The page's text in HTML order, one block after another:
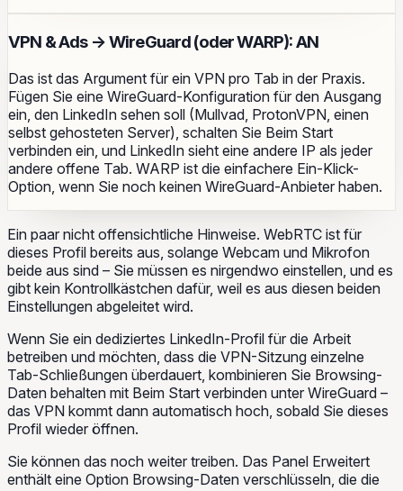
VPN & Ads → WireGuard (oder WARP): AN
Das ist das Argument für ein VPN pro Tab in der Praxis.
Fügen Sie eine WireGuard-Konfiguration für den Ausgang
ein, den LinkedIn sehen soll (Mullvad, ProtonVPN, einen
selbst gehosteten Server), schalten Sie Beim Start
verbinden ein, und LinkedIn sieht eine andere IP als jeder
andere offene Tab. WARP ist die einfachere Ein-Klick-
Option, wenn Sie noch keinen WireGuard-Anbieter haben.
Ein paar nicht offensichtliche Hinweise. WebRTC ist für
dieses Profil bereits aus , solange Webcam und Mikrofon
beide aus sind – Sie müssen es nirgendwo einstellen, und es
gibt kein Kontrollkästchen dafür, weil es aus diesen beiden
Einstellungen abgeleitet wird.
Wenn Sie ein dediziertes LinkedIn-Profil für die Arbeit
betreiben und möchten, dass die VPN-Sitzung einzelne
Tab-Schließungen überdauert, kombinieren Sie Browsing-
Daten behalten mit Beim Start verbinden unter WireGuard –
das VPN kommt dann automatisch hoch, sobald Sie dieses
Profil wieder öffnen.
Sie können das noch weiter treiben. Das Panel Erweitert
enthält eine Option Browsing-Daten verschlüsseln , die die